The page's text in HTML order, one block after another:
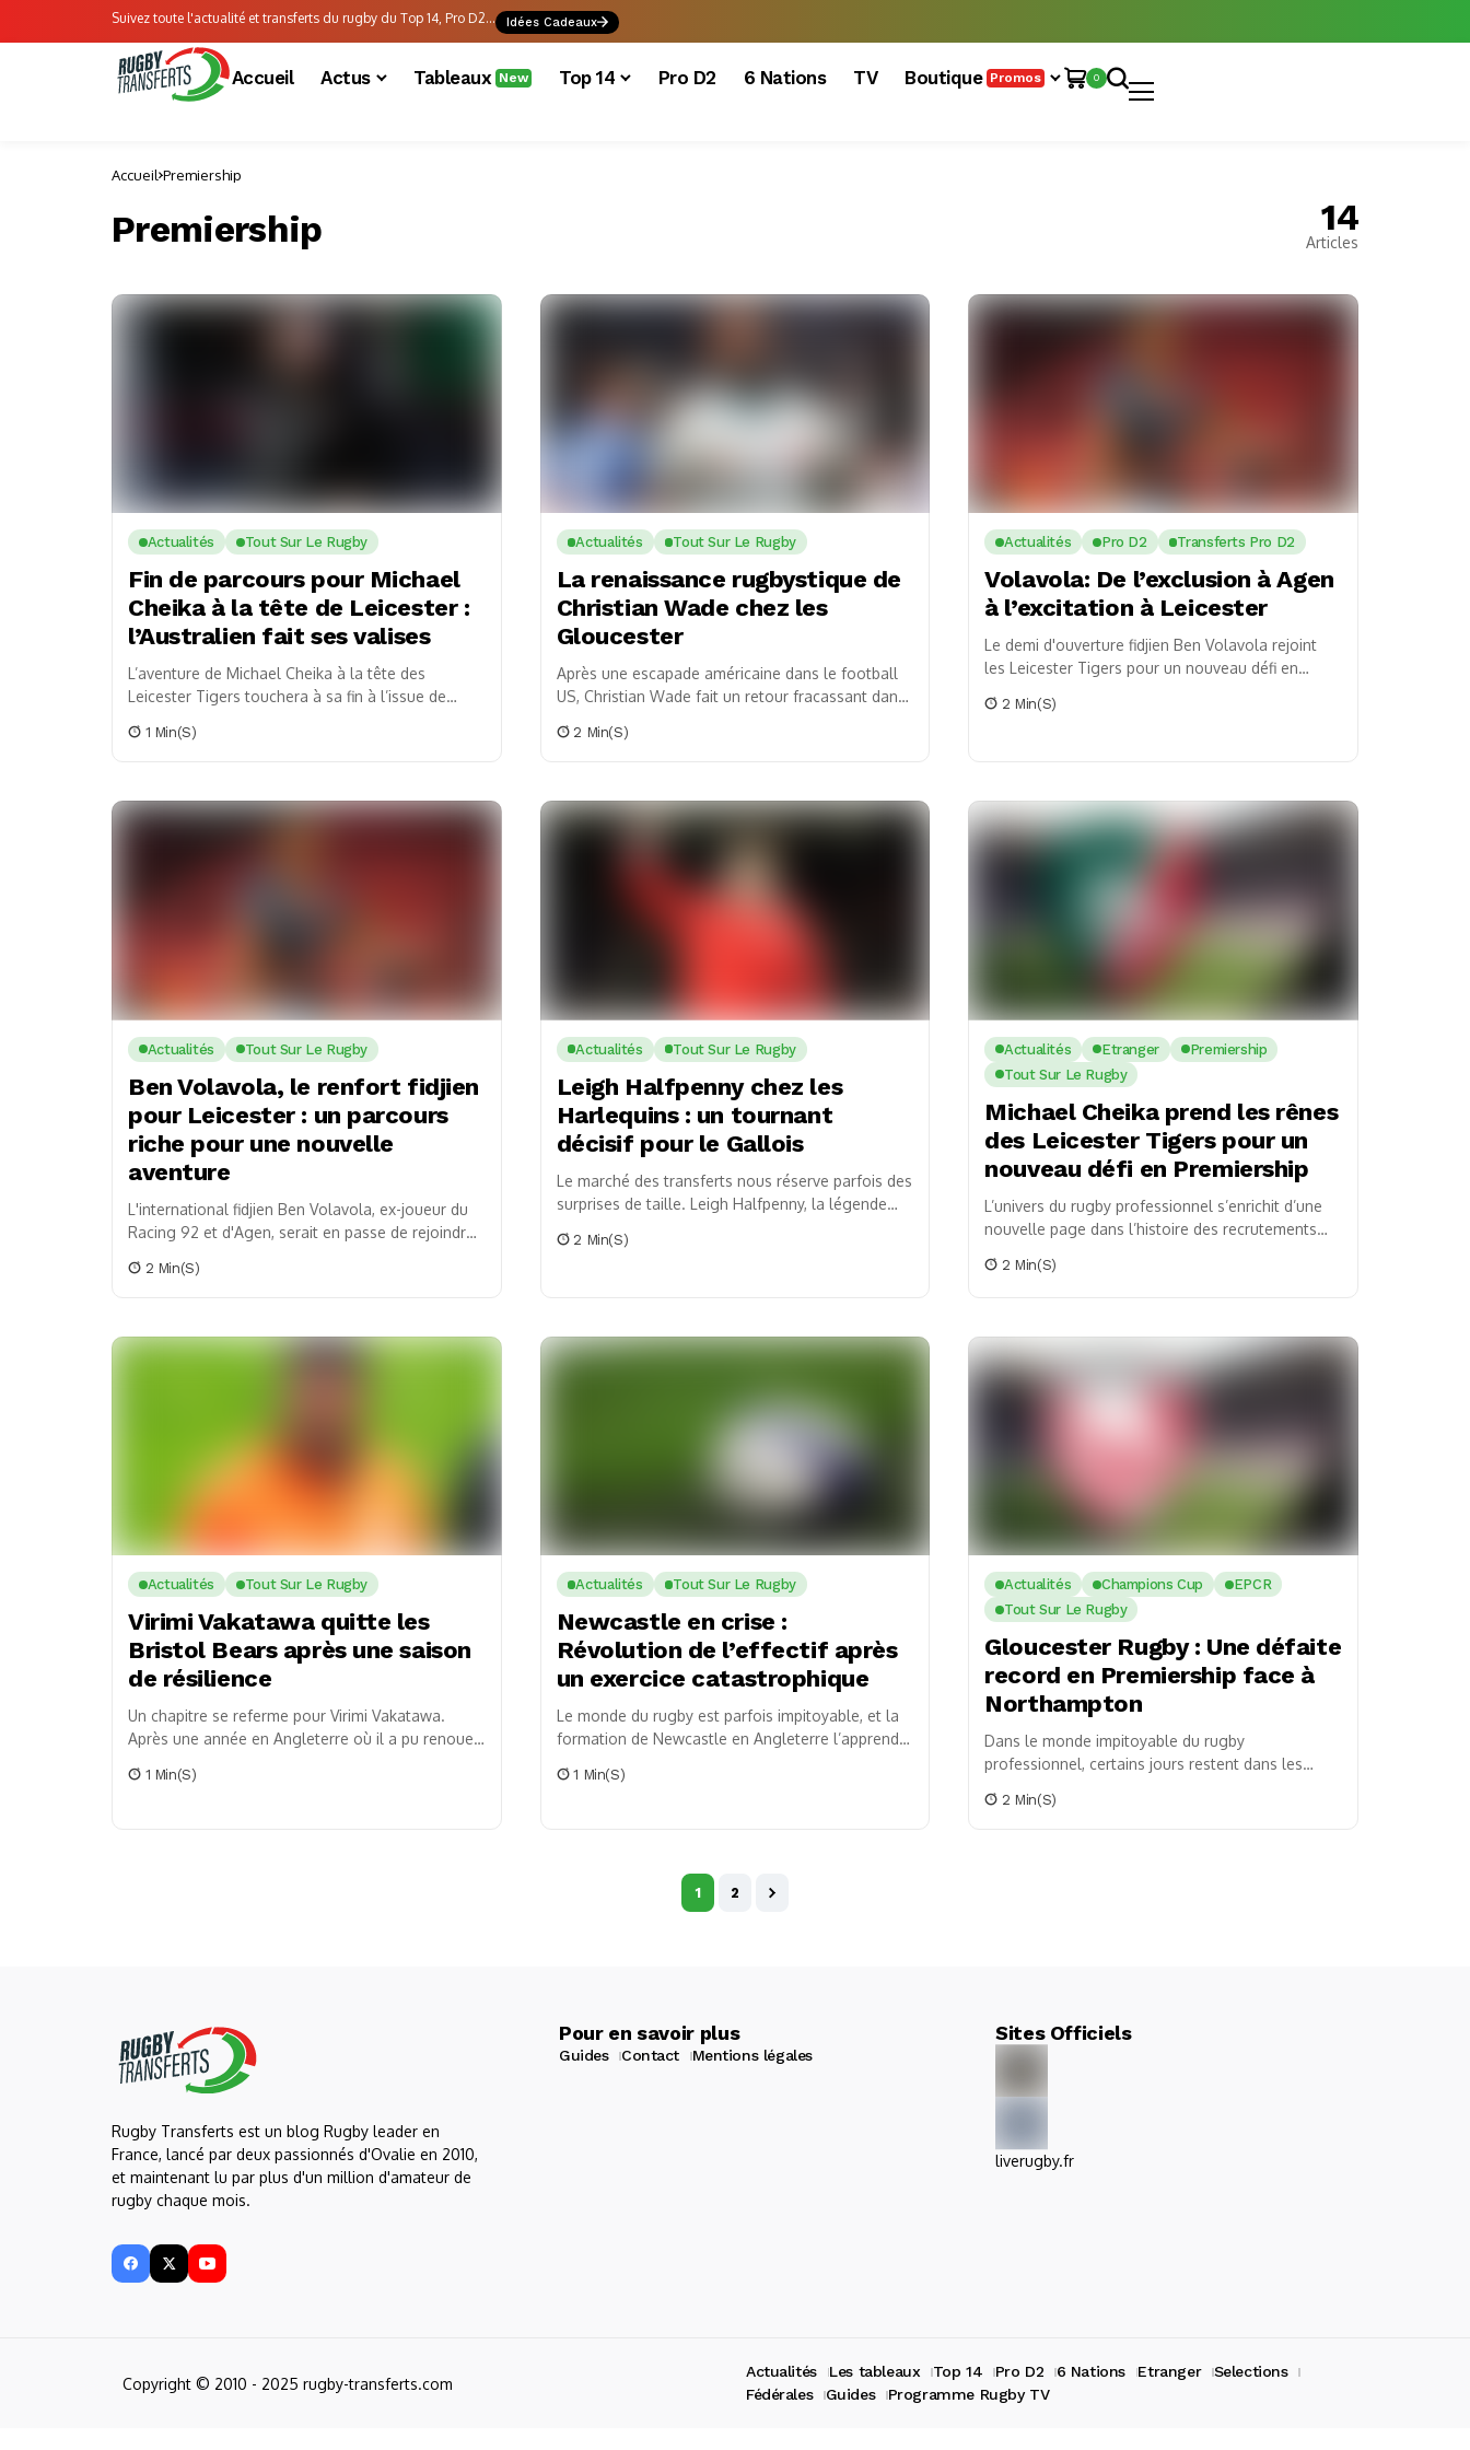
Suivez toute l'actualité et transferts du rugby du Top 14, Pro D2... Idées Cadeaux
Accueil Actus Tableaux New Top 14 Pro D2 6 Nations TV Boutique Promos 0
Accueil Premiership
Premiership 14
Articles
Actualités Tout Sur Le Rugby
Fin de parcours pour Michael
Cheika à la tête de Leicester :
l’Australien fait ses valises
L’aventure de Michael Cheika à la tête des
Leicester Tigers touchera à sa fin à l’issue de
1 Min(s)
Actualités Tout Sur Le Rugby
La renaissance rugbystique de
Christian Wade chez les
Gloucester
Après une escapade américaine dans le football
US, Christian Wade fait un retour fracassant dans
2 Min(s)
Actualités Pro D2 Transferts Pro D2
Volavola: De l’exclusion à Agen
à l’excitation à Leicester
Le demi d'ouverture fidjien Ben Volavola rejoint
les Leicester Tigers pour un nouveau défi en
2 Min(s)
Actualités Tout Sur Le Rugby
Ben Volavola, le renfort fidjien
pour Leicester : un parcours
riche pour une nouvelle
aventure
L'international fidjien Ben Volavola, ex-joueur du
Racing 92 et d'Agen, serait en passe de rejoindre
2 Min(s)
Actualités Tout Sur Le Rugby
Leigh Halfpenny chez les
Harlequins : un tournant
décisif pour le Gallois
Le marché des transferts nous réserve parfois des
surprises de taille. Leigh Halfpenny, la légende
2 Min(s)
Actualités Etranger
Premiership
Tout Sur Le Rugby
Michael Cheika prend les rênes
des Leicester Tigers pour un
nouveau défi en Premiership
L’univers du rugby professionnel s’enrichit d’une
nouvelle page dans l’histoire des recrutements
plus en vue...
2 Min(s)
Actualités Tout Sur Le Rugby
Virimi Vakatawa quitte les
Bristol Bears après une saison
de résilience
Un chapitre se referme pour Virimi Vakatawa.
Après une année en Angleterre où il a pu renouer
1 Min(s)
Actualités Tout Sur Le Rugby
Newcastle en crise :
Révolution de l’effectif après
un exercice catastrophique
Le monde du rugby est parfois impitoyable, et la
formation de Newcastle en Angleterre l’apprend à
1 Min(s)
Actualités Champions Cup
EPCR
Tout Sur Le Rugby
Gloucester Rugby : Une défaite
record en Premiership face à
Northampton
Dans le monde impitoyable du rugby
professionnel, certains jours restent dans les
oublier. C’est ce qui est...
2 Min(s)
1 2
Rugby Transferts est un blog Rugby leader en
France, lancé par deux passionnés d'Ovalie en 2010,
et maintenant lu par plus d'un million d'amateur de
rugby chaque mois.
Pour en savoir plus
Guides Contact Mentions légales
Sites Officiels
liverugby.fr
Copyright © 2010 - 2025 rugby-transferts.com
Actualités Les tableaux Top 14 Pro D2 6 Nations Etranger
Selections
Fédérales
Guides Programme Rugby TV